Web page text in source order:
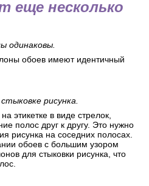
еще несколько
одинаковы.
обоев имеют идентичный
рисунка.
этикетке в виде стрелок,
полос друг к другу. Это нужно
рисунка на соседних полосах.
обоев с большим узором
для стыковки рисунка, что